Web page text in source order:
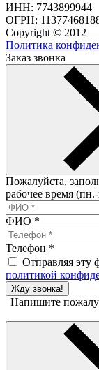
ИНН: 7743899944
ОГРН:
Copyright © 2012 —
Политика
Заказ звонка
Пожалуйста,
рабочее время
ФИО *
Телефон *
Отправляя эту
политикой
Жду звонка!
Напишите